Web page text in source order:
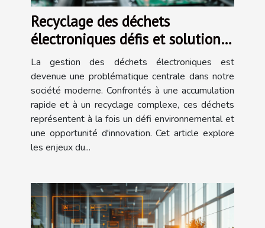
Recyclage des déchets
électroniques défis et solutions
innovantes
La gestion des déchets électroniques est
devenue une problématique centrale dans notre
société moderne. Confrontés à une accumulation
rapide et à un recyclage complexe, ces déchets
représentent à la fois un défi environnemental et
une opportunité d'innovation. Cet article explore
les enjeux du...